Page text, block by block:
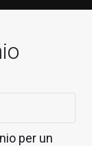
per un